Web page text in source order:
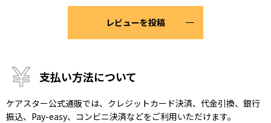
レビューを投稿
支払い方法について
ケアスター公式通販では、クレジットカード決済、代金引換、銀行
振込、Pay-easy、コンビニ決済などをご利用いただけます。